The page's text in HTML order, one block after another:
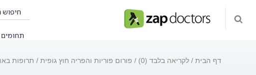
חיפוש
תחומים
דף הבית לקריאה בלבד (0) פורום פוריות והפריה חוץ גופית תרופות